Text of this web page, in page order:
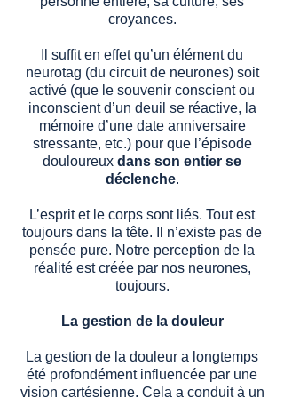
croyances.
Il suffit en effet qu’un élément du
neurotag (du circuit de neurones) soit
activé (que le souvenir conscient ou
inconscient d’un deuil se réactive, la
mémoire d’une date anniversaire
stressante, etc.) pour que l’épisode
douloureux dans son entier se
déclenche.
L’esprit et le corps sont liés. Tout est
toujours dans la tête. Il n’existe pas de
pensée pure. Notre perception de la
réalité est créée par nos neurones,
toujours.
La gestion de la douleur
La gestion de la douleur a longtemps
été profondément influencée par une
vision cartésienne. Cela a conduit à un